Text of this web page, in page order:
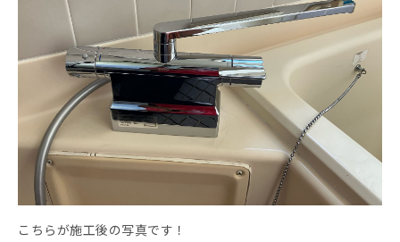
こちらが施工後の写真です！